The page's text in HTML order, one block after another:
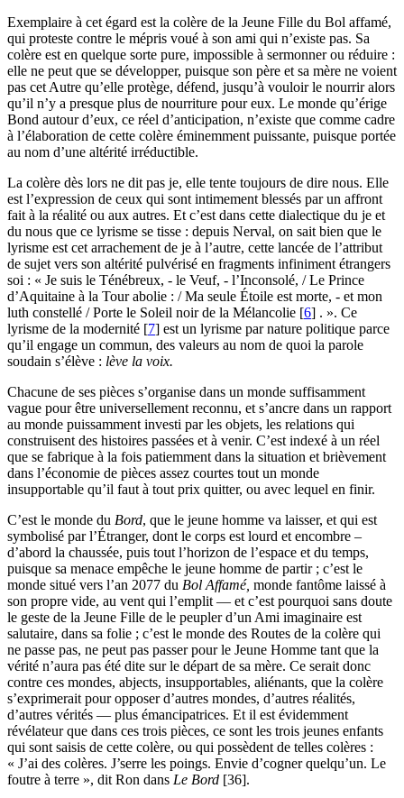
Exemplaire à cet égard est la colère de la Jeune Fille du Bol affamé,
qui proteste contre le mépris voué à son ami qui n’existe pas. Sa
colère est en quelque sorte pure, impossible à sermonner ou réduire :
elle ne peut que se développer, puisque son père et sa mère ne voient
pas cet Autre qu’elle protège, défend, jusqu’à vouloir le nourrir alors
qu’il n’y a presque plus de nourriture pour eux. Le monde qu’érige
Bond autour d’eux, ce réel d’anticipation, n’existe que comme cadre
à l’élaboration de cette colère éminemment puissante, puisque portée
au nom d’une altérité irréductible.
La colère dès lors ne dit pas je, elle tente toujours de dire nous. Elle
est l’expression de ceux qui sont intimement blessés par un affront
fait à la réalité ou aux autres. Et c’est dans cette dialectique du je et
du nous que ce lyrisme se tisse : depuis Nerval, on sait bien que le
lyrisme est cet arrachement de je à l’autre, cette lancée de l’attribut
de sujet vers son altérité pulvérisé en fragments infiniment étrangers
soi : « Je suis le Ténébreux, - le Veuf, - l’Inconsolé, / Le Prince
d’Aquitaine à la Tour abolie : / Ma seule Étoile est morte, - et mon
luth constellé / Porte le Soleil noir de la Mélancolie [6] . ». Ce
lyrisme de la modernité [7] est un lyrisme par nature politique parce
qu’il engage un commun, des valeurs au nom de quoi la parole
soudain s’élève : lève la voix.
Chacune de ses pièces s’organise dans un monde suffisamment
vague pour être universellement reconnu, et s’ancre dans un rapport
au monde puissamment investi par les objets, les relations qui
construisent des histoires passées et à venir. C’est indexé à un réel
que se fabrique à la fois patiemment dans la situation et brièvement
dans l’économie de pièces assez courtes tout un monde
insupportable qu’il faut à tout prix quitter, ou avec lequel en finir.
C’est le monde du Bord, que le jeune homme va laisser, et qui est
symbolisé par l’Étranger, dont le corps est lourd et encombre –
d’abord la chaussée, puis tout l’horizon de l’espace et du temps,
puisque sa menace empêche le jeune homme de partir ; c’est le
monde situé vers l’an 2077 du Bol Affamé, monde fantôme laissé à
son propre vide, au vent qui l’emplit — et c’est pourquoi sans doute
le geste de la Jeune Fille de le peupler d’un Ami imaginaire est
salutaire, dans sa folie ; c’est le monde des Routes de la colère qui
ne passe pas, ne peut pas passer pour le Jeune Homme tant que la
vérité n’aura pas été dite sur le départ de sa mère. Ce serait donc
contre ces mondes, abjects, insupportables, aliénants, que la colère
s’exprimerait pour opposer d’autres mondes, d’autres réalités,
d’autres vérités — plus émancipatrices. Et il est évidemment
révélateur que dans ces trois pièces, ce sont les trois jeunes enfants
qui sont saisis de cette colère, ou qui possèdent de telles colères :
« J’ai des colères. J’serre les poings. Envie d’cogner quelqu’un. Le
foutre à terre », dit Ron dans Le Bord [36].